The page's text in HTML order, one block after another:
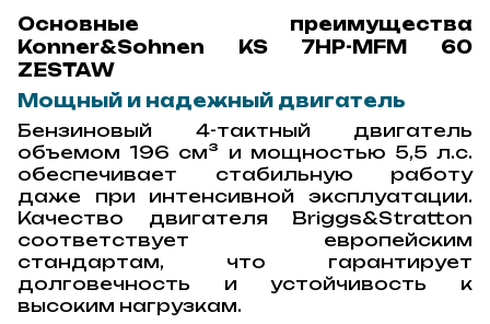
Основные преимущества
Konner&Sohnen KS 7HP-MFM 60
ZESTAW
Мощный и надежный двигатель
Бензиновый 4-тактный двигатель
объемом 196 см³ и мощностью 5,5 л.с.
обеспечивает стабильную работу
даже при интенсивной эксплуатации.
Качество двигателя Briggs&Stratton
соответствует европейским
стандартам, что гарантирует
долговечность и устойчивость к
высоким нагрузкам.